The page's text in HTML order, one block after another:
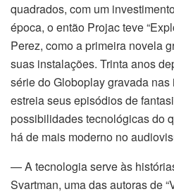
quadrados, com um
época, o então Projac teve
Perez, como a primeira novela
suas instalações. Trinta anos
série do Globoplay gravada
estreia seus episódios de
possibilidades tecnológicas do
há de mais moderno no
— A tecnologia serve às
Svartman, uma das autoras de